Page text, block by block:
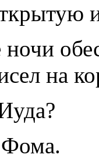
ночи
на